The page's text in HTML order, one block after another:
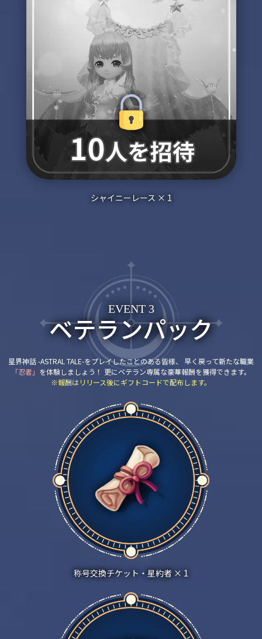
シャイニーレース × 1
EVENT 3
ベテランパック
星界神話 -ASTRAL TALE-をプレイしたことのある皆様、
早く戻って新たな職業
「忍者」 を体験しましょう！ 更にベテラン専属な豪華報酬を獲得できます。
※報酬はリリース後にギフトコードで配布します。
称号交換チケット‧星約者 × 1